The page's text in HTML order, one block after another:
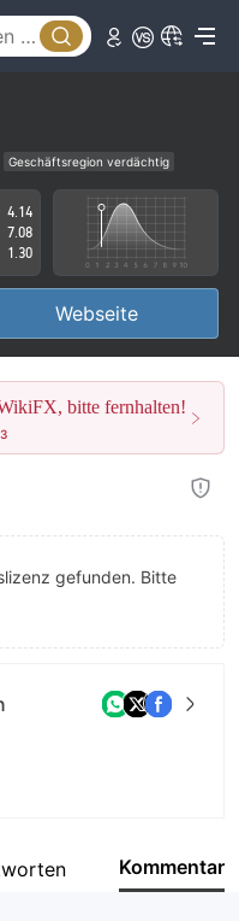
Geschäftsregion verdächtig
(EP) Widerrufen
4.14
7.08
1.30
Webseite
bitte fernhalten!
3
gefunden. Bitte
Kommentar